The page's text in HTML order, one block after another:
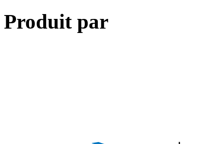
Produit par